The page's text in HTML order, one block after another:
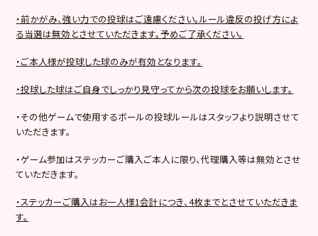
・前かがみ、強い力での投球はご遠慮ください。ルール違反の投げ方によ
る当選は無効とさせていただきます。予めご了承ください。
・ご本人様が投球した球のみが有効となります。
・投球した球はご自身でしっかり見守ってから次の投球をお願いします。
・その他ゲームで使用するボールの投球ルールはスタッフより説明させて
いただきます。
・ゲーム参加はステッカーご購入ご本人に限り、代理購入等は無効とさせ
ていただきます。
・ステッカーご購入はお一人様1会計につき、4枚までとさせていただきま
す。